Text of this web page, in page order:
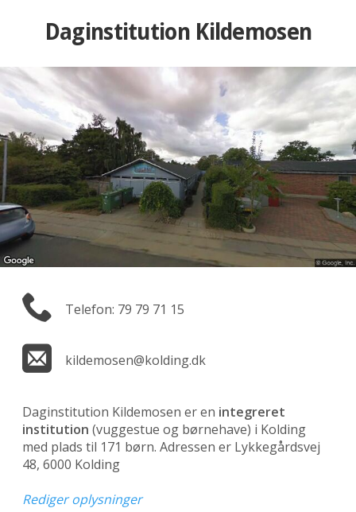
Daginstitution Kildemosen
Telefon: 79 79 71 15
kildemosen@kolding.dk
Daginstitution Kildemosen er en integreret
institution (vuggestue og børnehave) i Kolding
med plads til 171 børn. Adressen er Lykkegårdsvej
48, 6000 Kolding
Rediger oplysninger